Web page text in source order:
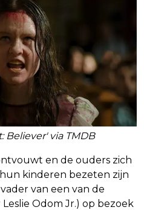
Believer' via TMDB
en de ouders zich
kinderen bezeten zijn
van een van de
Odom Jr.) op bezoek